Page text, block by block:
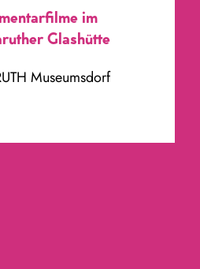
im
Glashütte
Museumsdorf